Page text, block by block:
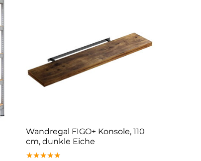
Wandregal FIGO+ Konsole, 110
cm, dunkle Eiche
★★★★★
★★★★★
★★★★★